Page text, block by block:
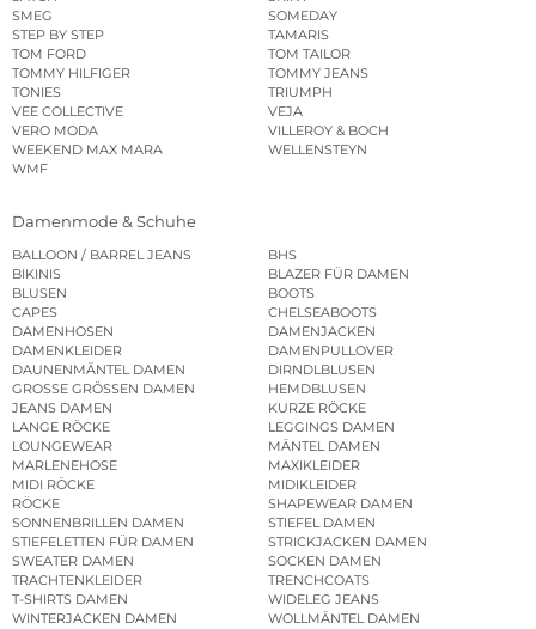
SMEG
SOMEDAY
STEP BY STEP
TAMARIS
TOM FORD
TOM TAILOR
TOMMY HILFIGER
TOMMY JEANS
TONIES
TRIUMPH
VEE COLLECTIVE
VEJA
VERO MODA
VILLEROY & BOCH
WEEKEND MAX MARA
WELLENSTEYN
WMF
Damenmode & Schuhe
BALLOON / BARREL JEANS
BHS
BIKINIS
BLAZER FÜR DAMEN
BLUSEN
BOOTS
CAPES
CHELSEABOOTS
DAMENHOSEN
DAMENJACKEN
DAMENKLEIDER
DAMENPULLOVER
DAUNENMÄNTEL DAMEN
DIRNDLBLUSEN
GROSSE GRÖSSEN DAMEN
HEMDBLUSEN
JEANS DAMEN
KURZE RÖCKE
LANGE RÖCKE
LEGGINGS DAMEN
LOUNGEWEAR
MÄNTEL DAMEN
MARLENEHOSE
MAXIKLEIDER
MIDI RÖCKE
MIDIKLEIDER
RÖCKE
SHAPEWEAR DAMEN
SONNENBRILLEN DAMEN
STIEFEL DAMEN
STIEFELETTEN FÜR DAMEN
STRICKJACKEN DAMEN
SWEATER DAMEN
SOCKEN DAMEN
TRACHTENKLEIDER
TRENCHCOATS
T-SHIRTS DAMEN
WIDELEG JEANS
WINTERJACKEN DAMEN
WOLLMÄNTEL DAMEN